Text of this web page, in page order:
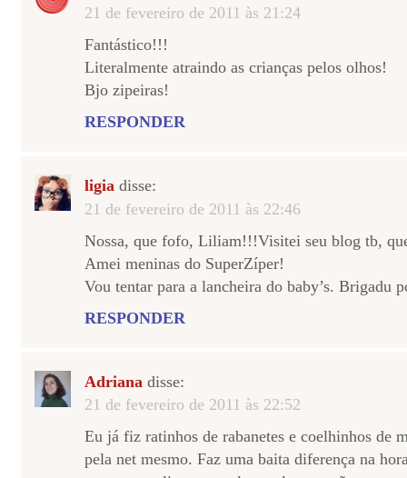
21 de fevereiro de 2011 às 21:24
Fantástico!!!
Literalmente atraindo as crianças pelos olhos!
Bjo zipeiras!
RESPONDER
ligia disse:
21 de fevereiro de 2011 às 22:46
Nossa, que fofo, Liliam!!!Visitei seu blog tb,
Amei meninas do SuperZíper!
Vou tentar para a lancheira do baby’s. Brigadu
RESPONDER
Adriana disse:
21 de fevereiro de 2011 às 22:52
Eu já fiz ratinhos de rabanetes e coelhinhos de
pela net mesmo. Faz uma baita diferença na